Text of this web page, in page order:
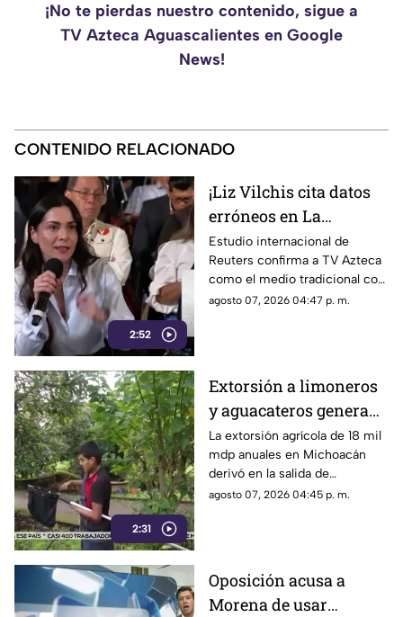
¡No te pierdas nuestro contenido, sigue a
TV Azteca Aguascalientes en Google
News!
CONTENIDO RELACIONADO
2:52
¡Liz Vilchis cita datos
erróneos en La
Mañanera: Estudio de
Reuters confirma
liderazgo de TV Azteca
en alcance y
Estudio internacional de
Reuters confirma a TV Azteca
como el medio tradicional con
mayor alcance y credibilidad
agosto 07, 2026 04:47 p. m.
2:31
Extorsión a limoneros
y aguacateros genera
pérdidas de 18 mil mdp
en Michoacán
La extorsión agrícola de 18 mil
mdp anuales en Michoacán
derivó en la salida de
inspectores de EE. UU.,
agosto 07, 2026 04:45 p. m.
Oposición acusa a
Morena de usar